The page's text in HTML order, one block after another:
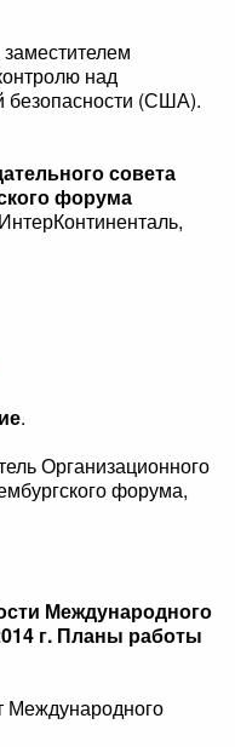
над
безопасности (США).
совета
форума
.
Организационного
форума,
Международного
г. Планы работы
Международного